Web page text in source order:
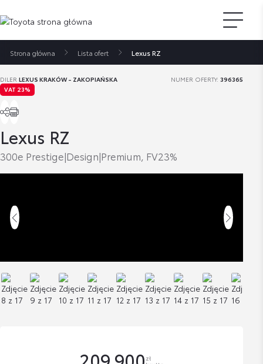
Strona główna Lista ofert Lexus RZ
Lexus RZ
300e Prestige|Design|Premium, FV23%
VAT 23%
DILER LEXUS KRAKÓW - ZAKOPIAŃSKA NUMER OFERTY:396365
zł